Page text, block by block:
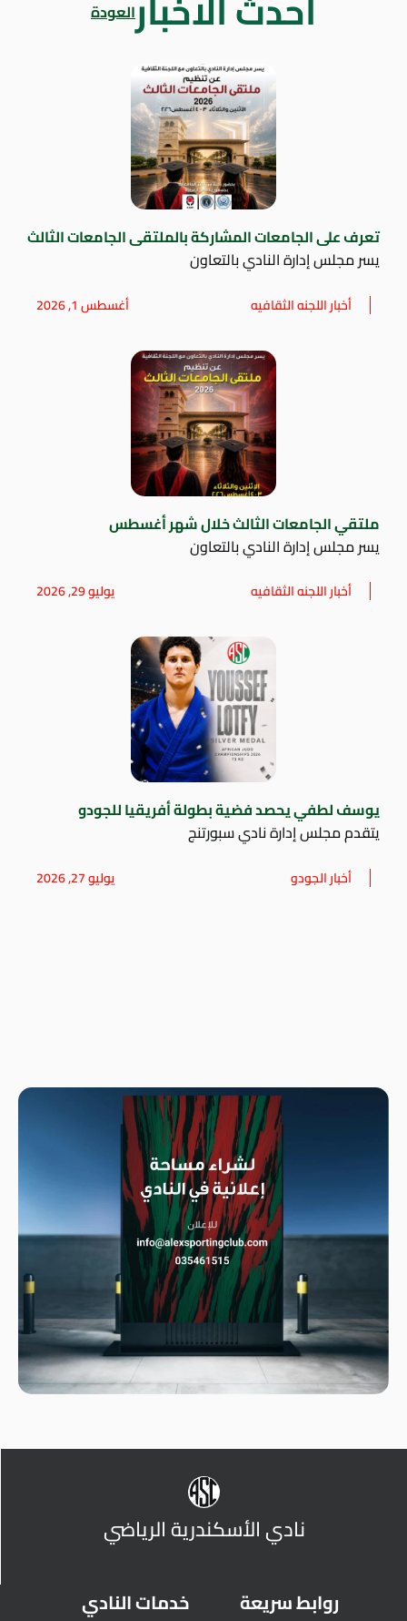
العودة
تعرف على الجامعات المشاركة بالملتقى الجامعات الثالث
يسر مجلس إدارة النادي بالتعاون
أخبار اللجنه الثقافيه أغسطس 1, 2026
ملتقي الجامعات الثالث خلال شهر أغسطس
يسر مجلس إدارة النادي بالتعاون
أخبار اللجنه الثقافيه يوليو 29, 2026
يوسف لطفي يحصد فضية بطولة أفريقيا للجودو
يتقدم مجلس إدارة نادي سبورتنج
أخبار الجودو يوليو 27, 2026
نادي الأسكندرية الرياضي
روابط سريعة خدمات النادي